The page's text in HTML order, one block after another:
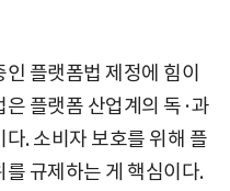
플랫폼법 제정에 힘이
플랫폼 산업계의 독·과
. 소비자 보호를 위해 플
규제하는 게 핵심이다.